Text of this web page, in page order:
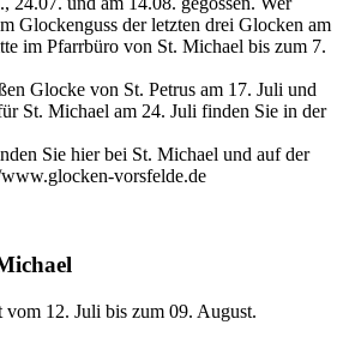
Glockenguss der letzten drei Glocken am
im Pfarrbüro von St. Michael bis zum 7.
Glocke von St. Petrus am 17. Juli und
St. Michael am 24. Juli finden Sie in der
Sie hier bei St. Michael und auf der
vorsfelde.de
12. Juli bis zum 09. August.